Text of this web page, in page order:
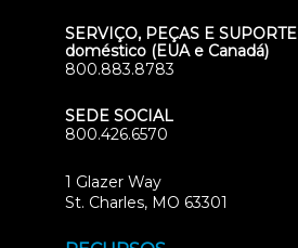
SERVIÇO, PEÇAS E SUPORTE
doméstico (EUA e Canadá)
800.883.8783
SEDE SOCIAL
800.426.6570
1 Glazer Way
St. Charles, MO 63301